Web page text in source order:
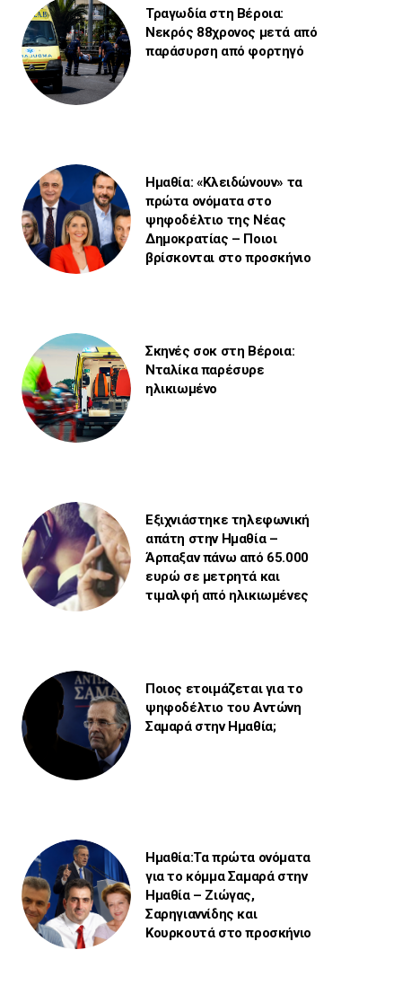
Τραγωδία στη Βέροια:
Νεκρός 88χρονος μετά από
παράσυρση από φορτηγό
Ημαθία: «Κλειδώνουν» τα
πρώτα ονόματα στο
ψηφοδέλτιο της Νέας
Δημοκρατίας – Ποιοι
βρίσκονται στο προσκήνιο
Σκηνές σοκ στη Βέροια:
Νταλίκα παρέσυρε
ηλικιωμένο
Εξιχνιάστηκε τηλεφωνική
απάτη στην Ημαθία –
Άρπαξαν πάνω από 65.000
ευρώ σε μετρητά και
τιμαλφή από ηλικιωμένες
Ποιος ετοιμάζεται για το
ψηφοδέλτιο του Αντώνη
Σαμαρά στην Ημαθία;
Ημαθία:Τα πρώτα ονόματα
για το κόμμα Σαμαρά στην
Ημαθία – Ζιώγας,
Σαρηγιαννίδης και
Κουρκουτά στο προσκήνιο